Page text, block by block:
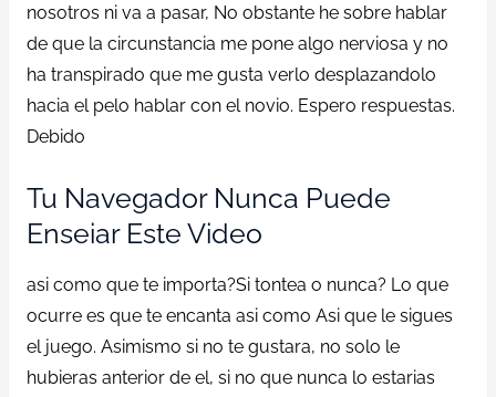
nosotros ni va a pasar, No obstante he sobre hablar
de que la circunstancia me pone algo nerviosa y no
ha transpirado que me gusta verlo desplazandolo
hacia el pelo hablar con el novio. Espero respuestas.
Debido
Tu Navegador Nunca Puede
Enseiar Este Video
asi como que te importa?Si tontea o nunca? Lo que
ocurre es que te encanta asi como Asi que le sigues
el juego. Asimismo si no te gustara, no solo le
hubieras anterior de el, si no que nunca lo estarias